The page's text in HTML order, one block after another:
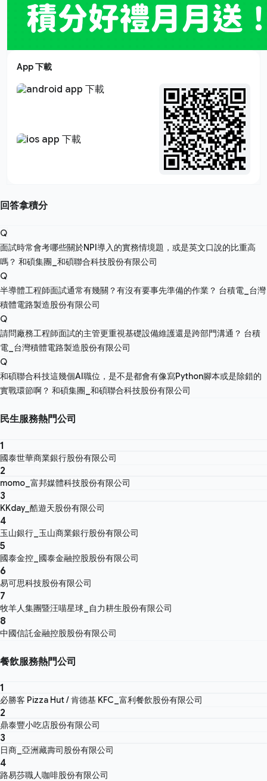
App 下載
回答拿積分
Q
面試時常會考哪些關於NPI導入的實務情境題，或是英文口說的比重高
嗎？ 和碩集團_和碩聯合科技股份有限公司
Q
半導體工程師面試通常有幾關？有沒有要事先準備的作業？ 台積電_台灣
積體電路製造股份有限公司
Q
請問廠務工程師面試的主管更重視基礎設備維護還是跨部門溝通？ 台積
電_台灣積體電路製造股份有限公司
Q
和碩聯合科技這幾個AI職位，是不是都會有像寫Python腳本或是除錯的
實戰環節啊？ 和碩集團_和碩聯合科技股份有限公司
民生服務熱門公司
1
國泰世華商業銀行股份有限公司
2
momo_富邦媒體科技股份有限公司
3
KKday_酷遊天股份有限公司
4
玉山銀行_玉山商業銀行股份有限公司
5
國泰金控_國泰金融控股股份有限公司
6
易可思科技股份有限公司
7
牧羊人集團暨汪喵星球_自力耕生股份有限公司
8
中國信託金融控股股份有限公司
餐飲服務熱門公司
1
必勝客 Pizza Hut / 肯德基 KFC_富利餐飲股份有限公司
2
鼎泰豐小吃店股份有限公司
3
日商_亞洲藏壽司股份有限公司
4
路易莎職人咖啡股份有限公司